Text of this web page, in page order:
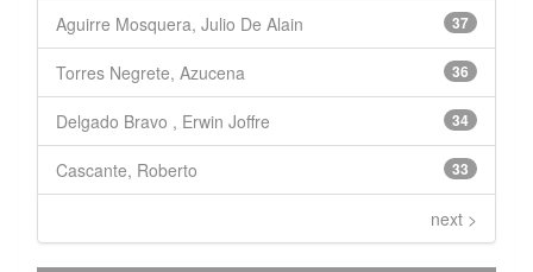
37
Aguirre Mosquera, Julio De Alain
36
Torres Negrete, Azucena
34
Delgado Bravo , Erwin Joffre
33
Cascante, Roberto
next >